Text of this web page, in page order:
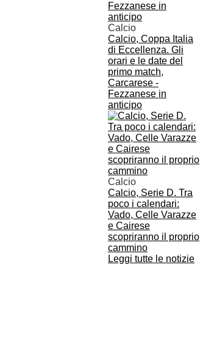
Calcio
Calcio, Coppa Italia
di Eccellenza. Gli
orari e le date del
primo match,
Carcarese -
Fezzanese in
anticipo
Calcio
Calcio, Serie D. Tra
poco i calendari:
Vado, Celle Varazze
e Cairese
scopriranno il proprio
cammino
Leggi tutte le notizie